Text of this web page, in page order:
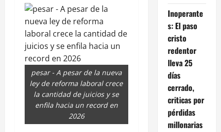
pesar - A pesar de la nueva
ley de reforma laboral crece
la cantidad de juicios y se
enfila hacia un record en
2026
Inoperante
s: El paso
cristo
redentor
lleva 25
días
cerrado,
criticas por
pérdidas
millonarias